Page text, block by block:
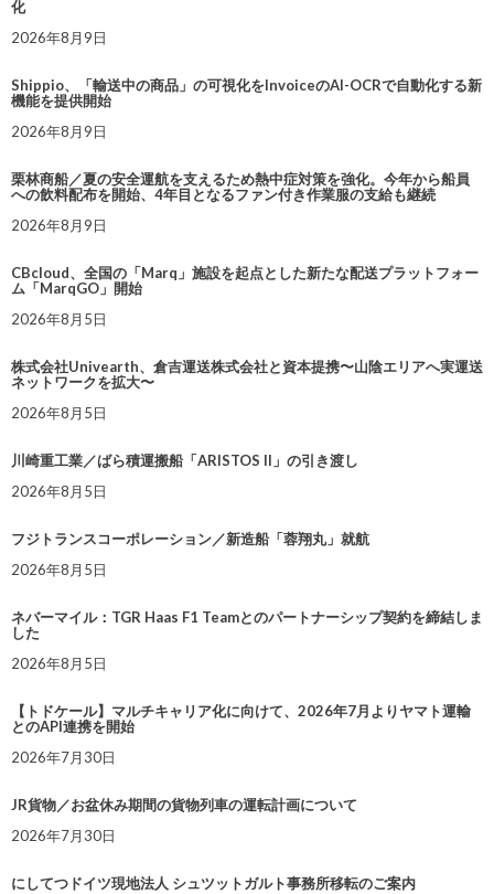
化
2026年8月9日
Shippio、「輸送中の商品」の可視化をInvoiceのAI-OCRで自動化する新
機能を提供開始
2026年8月9日
栗林商船／夏の安全運航を支えるため熱中症対策を強化。今年から船員
への飲料配布を開始、4年目となるファン付き作業服の支給も継続
2026年8月9日
CBcloud、全国の「Marq」施設を起点とした新たな配送プラットフォー
ム「MarqGO」開始
2026年8月5日
株式会社Univearth、倉吉運送株式会社と資本提携〜山陰エリアへ実運送
ネットワークを拡大〜
2026年8月5日
川崎重工業／ばら積運搬船「ARISTOS II」の引き渡し
2026年8月5日
フジトランスコーポレーション／新造船「蓉翔丸」就航
2026年8月5日
ネバーマイル：TGR Haas F1 Teamとのパートナーシップ契約を締結しま
した
2026年8月5日
【トドケール】マルチキャリア化に向けて、2026年7月よりヤマト運輸
とのAPI連携を開始
2026年7月30日
JR貨物／お盆休み期間の貨物列車の運転計画について
2026年7月30日
にしてつドイツ現地法人 シュツットガルト事務所移転のご案内